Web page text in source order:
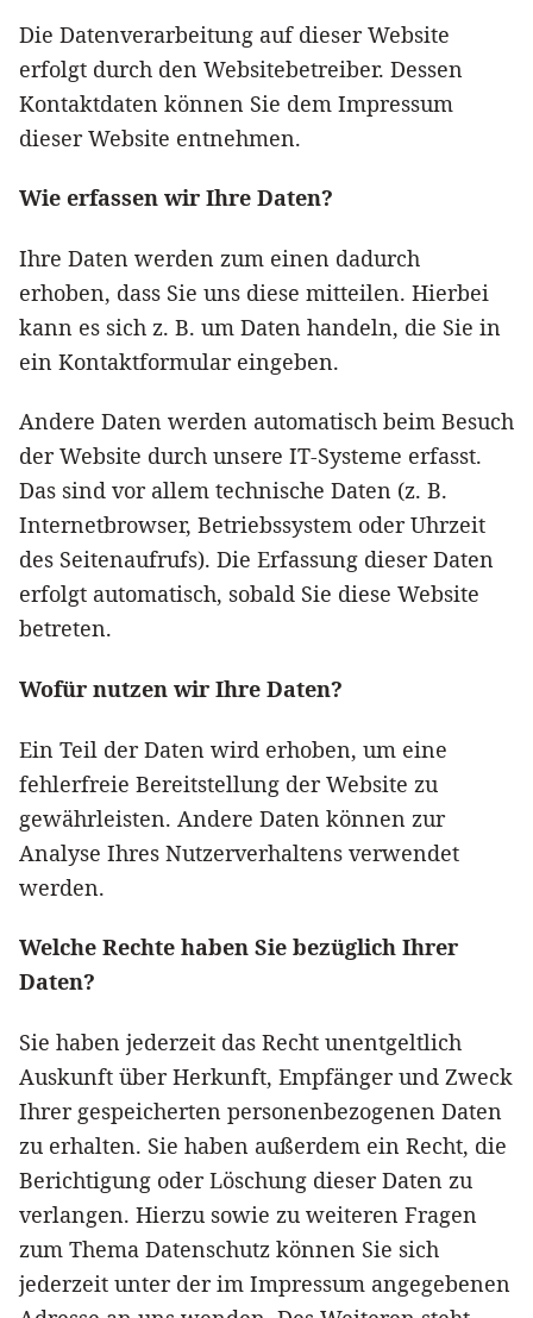
Die Datenverarbeitung auf dieser Website
erfolgt durch den Websitebetreiber. Dessen
Kontaktdaten können Sie dem Impressum
dieser Website entnehmen.
Wie erfassen wir Ihre Daten?
Ihre Daten werden zum einen dadurch
erhoben, dass Sie uns diese mitteilen. Hierbei
kann es sich z. B. um Daten handeln, die Sie in
ein Kontaktformular eingeben.
Andere Daten werden automatisch beim Besuch
der Website durch unsere IT-Systeme erfasst.
Das sind vor allem technische Daten (z. B.
Internetbrowser, Betriebssystem oder Uhrzeit
des Seitenaufrufs). Die Erfassung dieser Daten
erfolgt automatisch, sobald Sie diese Website
betreten.
Wofür nutzen wir Ihre Daten?
Ein Teil der Daten wird erhoben, um eine
fehlerfreie Bereitstellung der Website zu
gewährleisten. Andere Daten können zur
Analyse Ihres Nutzerverhaltens verwendet
werden.
Welche Rechte haben Sie bezüglich Ihrer
Daten?
Sie haben jederzeit das Recht unentgeltlich
Auskunft über Herkunft, Empfänger und Zweck
Ihrer gespeicherten personenbezogenen Daten
zu erhalten. Sie haben außerdem ein Recht, die
Berichtigung oder Löschung dieser Daten zu
verlangen. Hierzu sowie zu weiteren Fragen
zum Thema Datenschutz können Sie sich
jederzeit unter der im Impressum angegebenen